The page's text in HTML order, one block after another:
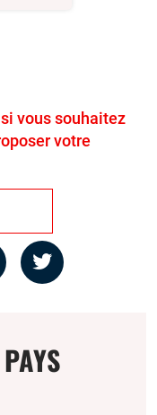
vous souhaitez
votre
Partager
sur
Partager